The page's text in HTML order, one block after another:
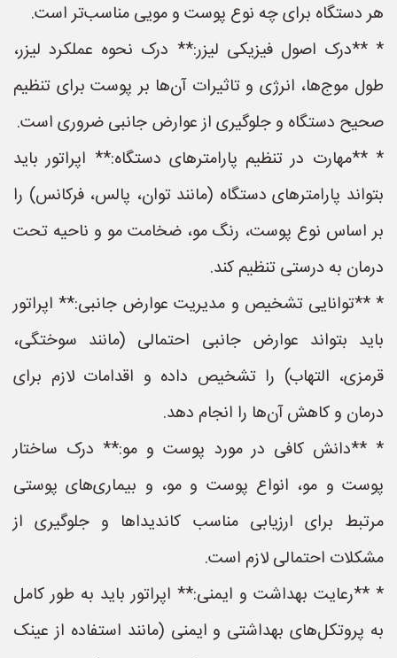
هر دستگاه برای چه نوع پوست و مویی مناسب‌تر است.
* **درک اصول فیزیکی لیزر:** درک نحوه عملکرد لیزر،
طول موج‌ها، انرژی و تاثیرات آن‌ها بر پوست برای تنظیم
صحیح دستگاه و جلوگیری از عوارض جانبی ضروری است.
* **مهارت در تنظیم پارامترهای دستگاه:** اپراتور باید
بتواند پارامترهای دستگاه (مانند توان، پالس، فرکانس) را
بر اساس نوع پوست، رنگ مو، ضخامت مو و ناحیه تحت
درمان به درستی تنظیم کند.
* **توانایی تشخیص و مدیریت عوارض جانبی:** اپراتور
باید بتواند عوارض جانبی احتمالی (مانند سوختگی،
قرمزی، التهاب) را تشخیص داده و اقدامات لازم برای
درمان و کاهش آن‌ها را انجام دهد.
* **دانش کافی در مورد پوست و مو:** درک ساختار
پوست و مو، انواع پوست و مو، و بیماری‌های پوستی
مرتبط برای ارزیابی مناسب کاندیداها و جلوگیری از
مشکلات احتمالی لازم است.
* **رعایت بهداشت و ایمنی:** اپراتور باید به طور کامل
به پروتکل‌های بهداشتی و ایمنی (مانند استفاده از عینک